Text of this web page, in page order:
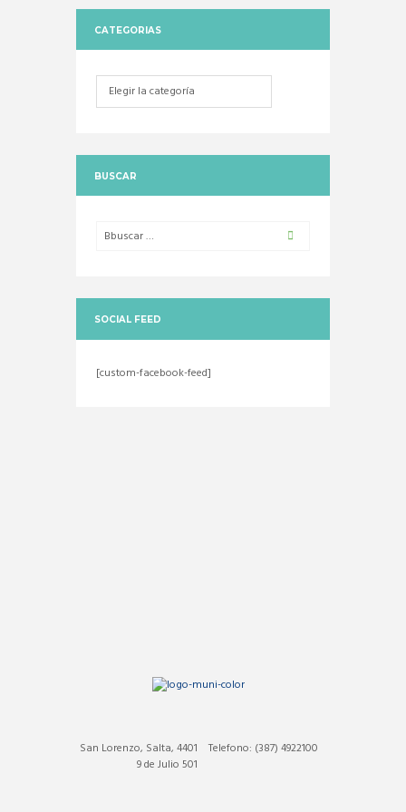
CATEGORIAS
Categorias
BUSCAR
SOCIAL FEED
[custom-facebook-feed]
Telefono: (387) 4922100
San Lorenzo, Salta, 4401
9 de Julio 501